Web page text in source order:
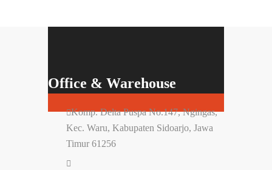
Office & Warehouse
Komp. Delta Puspa No.147, Ngingas,
Kec. Waru, Kabupaten Sidoarjo, Jawa
Timur 61256